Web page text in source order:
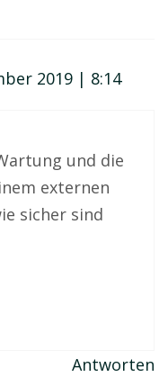
2019 | 8:14
und die
externen
sicher sind
Antworten